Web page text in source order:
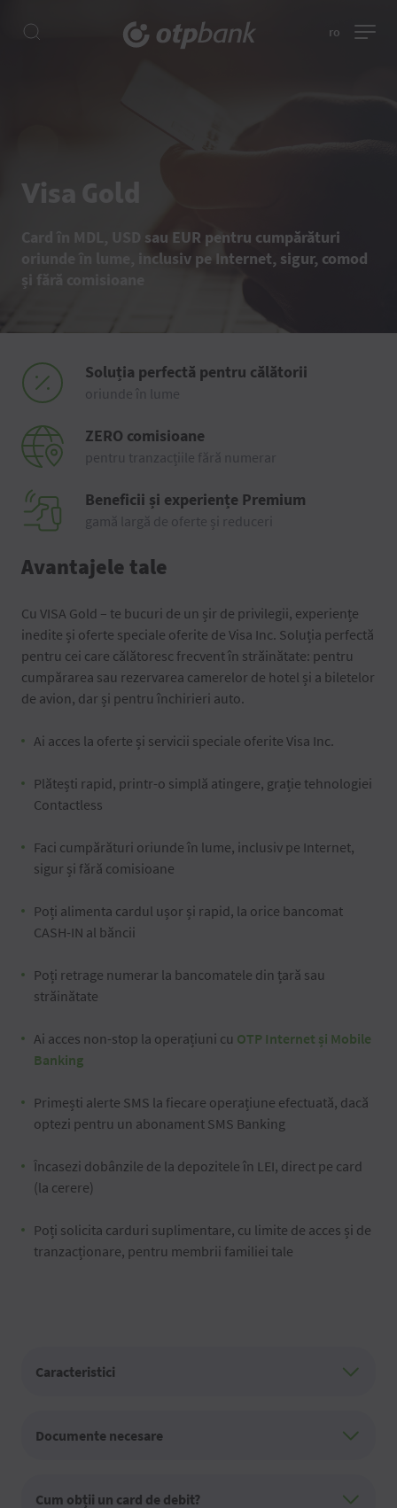
ro
Visa Gold
Card în MDL, USD sau EUR pentru cumpărături
oriunde în lume, inclusiv pe Internet, sigur, comod
și fără comisioane
Soluția perfectă pentru călătorii
oriunde în lume
ZERO comisioane
pentru tranzacțiile fără numerar
Beneficii și experiențe Premium
gamă largă de oferte și reduceri
Avantajele tale
Cu VISA Gold – te bucuri de un șir de privilegii, experiențe
inedite și oferte speciale oferite de Visa Inc. Soluția perfectă
pentru cei care călătoresc frecvent în străinătate: pentru
cumpărarea sau rezervarea camerelor de hotel și a biletelor
de avion, dar și pentru închirieri auto.
Ai acces la oferte și servicii speciale oferite Visa Inc.
Plătești rapid, printr-o simplă atingere, grație tehnologiei
Contactless
Faci cumpărături oriunde în lume, inclusiv pe Internet,
sigur și fără comisioane
Poți alimenta cardul ușor și rapid, la orice bancomat
CASH-IN al băncii
Poți retrage numerar la bancomatele din țară sau
străinătate
Ai acces non-stop la operațiuni cu OTP Internet și Mobile
Banking
Primești alerte SMS la fiecare operațiune efectuată, dacă
optezi pentru un abonament SMS Banking
Încasezi dobânzile de la depozitele în LEI, direct pe card
(la cerere)
Poți solicita carduri suplimentare, cu limite de acces și de
tranzacționare, pentru membrii familiei tale
Caracteristici
Documente necesare
Cum obții un card de debit?